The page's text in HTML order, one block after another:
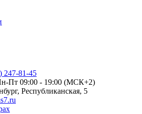
247-81-45
Пт 09:00 - 19:00 (МСК+2)
Республиканская, 5